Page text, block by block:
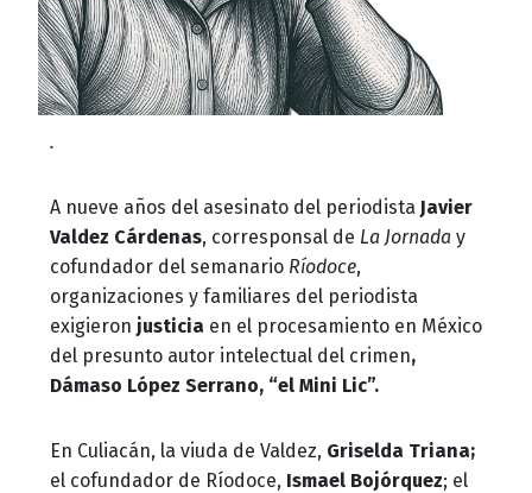
.
A nueve años del asesinato del periodista Javier
Valdez Cárdenas, corresponsal de La Jornada y
cofundador del semanario Ríodoce,
organizaciones y familiares del periodista
exigieron justicia en el procesamiento en México
del presunto autor intelectual del crimen,
Dámaso López Serrano, “el Mini Lic”.
En Culiacán, la viuda de Valdez, Griselda Triana;
el cofundador de Ríodoce, Ismael Bojórquez; el